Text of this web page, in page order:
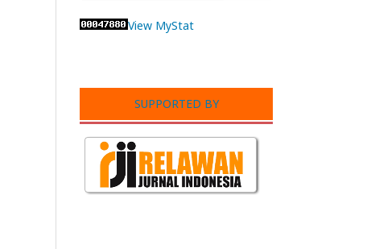
View MyStat
SUPPORTED BY